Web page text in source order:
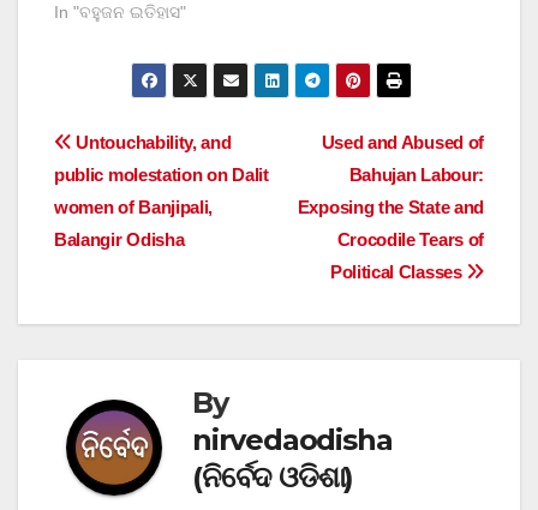
In "ବହୁଜନ ଇତିହାସ"
Post
navigation
Used and Abused of
Bahujan Labour:
Exposing the State and
Crocodile Tears of
Political Classes
Untouchability, and
public molestation on Dalit
women of Banjipali,
Balangir Odisha
By
nirvedaodisha
(ନିର୍ବେଦ ଓଡିଶା)